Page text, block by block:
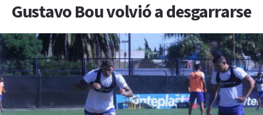
Gustavo Bou volvió a desgarrarse